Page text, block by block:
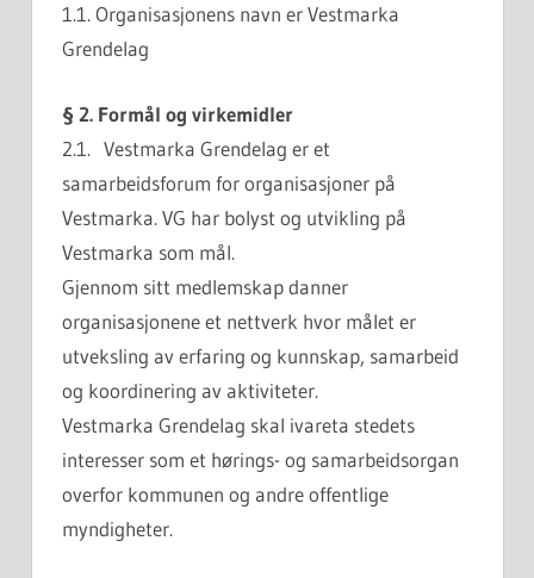
1.1. Organisasjonens navn er Vestmarka
Grendelag
§ 2. Formål og virkemidler
2.1. Vestmarka Grendelag er et
samarbeidsforum for organisasjoner på
Vestmarka. VG har bolyst og utvikling på
Vestmarka som mål.
Gjennom sitt medlemskap danner
organisasjonene et nettverk hvor målet er
utveksling av erfaring og kunnskap, samarbeid
og koordinering av aktiviteter.
Vestmarka Grendelag skal ivareta stedets
interesser som et hørings- og samarbeidsorgan
overfor kommunen og andre offentlige
myndigheter.